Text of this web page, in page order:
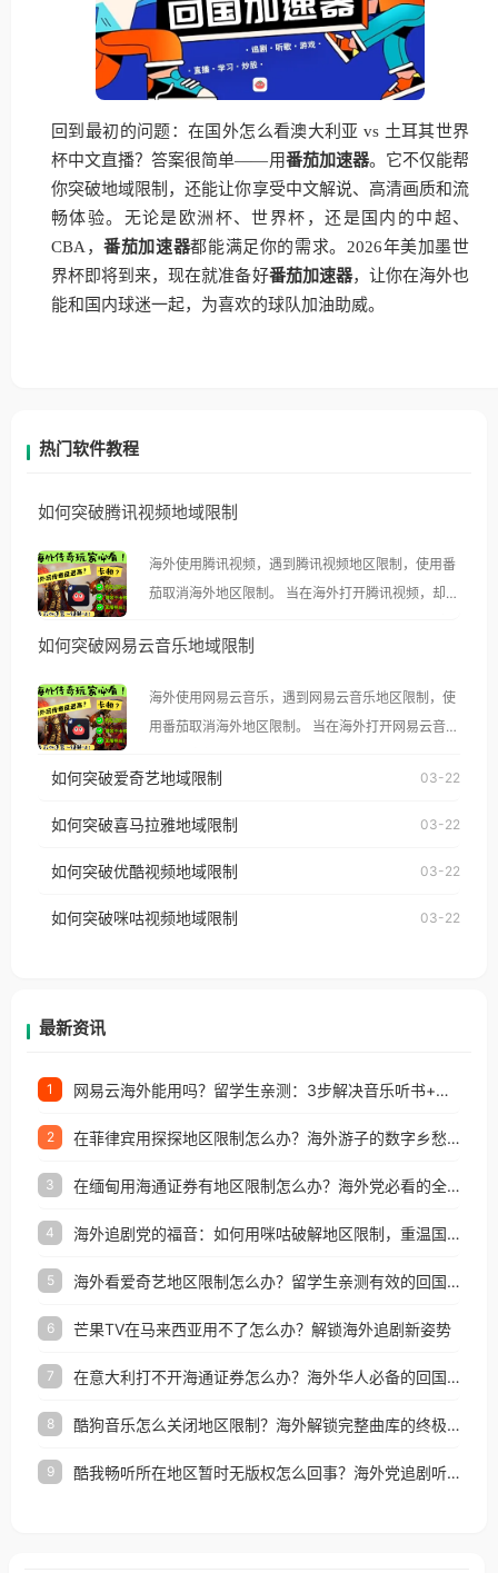
回到最初的问题：在国外怎么看澳大利亚 vs 土耳其世界
杯中文直播？答案很简单——用番茄加速器。它不仅能帮
你突破地域限制，还能让你享受中文解说、高清画质和流
畅体验。无论是欧洲杯、世界杯，还是国内的中超、
CBA，番茄加速器都能满足你的需求。2026年美加墨世
界杯即将到来，现在就准备好番茄加速器，让你在海外也
能和国内球迷一起，为喜欢的球队加油助威。
热门软件教程
如何突破腾讯视频地域限制
海外使用腾讯视频，遇到腾讯视频地区限制，使用番
茄取消海外地区限制。 当在海外打开腾讯视频，却突
示语。 海外用户如香港、澳门、台湾、美国、加拿
像其他音乐平台一样，出现地区及版权限制问题，且
仅能在中国大陆地区播放。 遇到这个问题的朋友们，
使用番茄回国加速器，即可解决「海外用户收听腾讯
台湾、美国、加拿大、澳大利亚、欧洲等国家和地区
权限制所困扰。
如何突破网易云音乐地域限制
海外使用网易云音乐，遇到网易云音乐地区限制，使
用番茄取消海外地区限制。 当在海外打开网易云音
播放”的提示语。 海外用户如香港、澳门、台湾、美
国、加拿大、澳大利亚、欧洲等国家和地区时，网易
制问题，且仅能在中国大陆地区播放。 遇到这个问题
户收听网易云音乐地区版权限制」的问题，无论人在
如何突破爱奇艺地域限制 03-22
如何突破喜马拉雅地域限制 03-22
如何突破优酷视频地域限制 03-22
如何突破咪咕视频地域限制 03-22
最新资讯
1 网易云海外能用吗？留学生亲测：3步解决音乐听书+银行视频地区限制
2 在菲律宾用探探地区限制怎么办？海外游子的数字乡愁与破局之道
3 在缅甸用海通证券有地区限制怎么办？海外党必看的全场景回国加速指南
4 海外追剧党的福音：如何用咪咕破解地区限制，重温国内精彩
5 海外看爱奇艺地区限制怎么办？留学生亲测有效的回国加速器选择指南
6 芒果TV在马来西亚用不了怎么办？解锁海外追剧新姿势
7 在意大利打不开海通证券怎么办？海外华人必备的回国加速指南（附2026世界杯观赛秘籍）
8 酷狗音乐怎么关闭地区限制？海外解锁完整曲库的终极指南
9 酷我畅听所在地区暂时无版权怎么回事？海外党追剧听歌的破局指南